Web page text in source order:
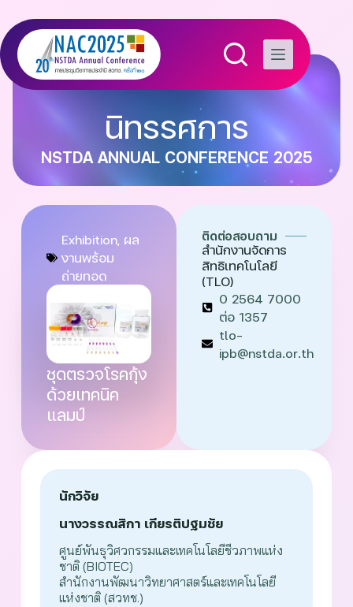
นิทรรศการ
NSTDA ANNUAL CONFERENCE 2025
Exhibition, ผล
งานพร้อม
ถ่ายทอด
ชุดตรวจโรคกุ้ง
ด้วยเทคนิค
แลมป์
ติดต่อสอบถาม
สำนักงานจัดการ
สิทธิเทคโนโลยี
(TLO)
0 2564 7000
ต่อ 1357
tlo-
ipb@nstda.or.th
นักวิจัย
นางวรรณสิกา เกียรติปฐมชัย
ศูนย์พันธุวิศวกรรมและเทคโนโลยีชีวภาพแห่ง
ชาติ (BIOTEC)
สำนักงานพัฒนาวิทยาศาสตร์และเทคโนโลยี
แห่งชาติ (สวทช.)